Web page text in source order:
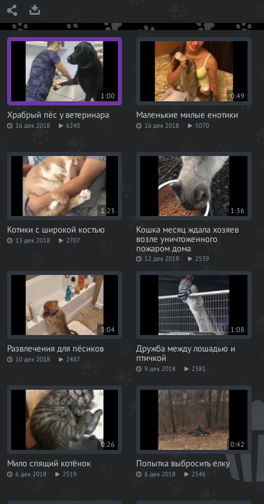
1:00
Храбрый пёс у ветеринара
16 дек 2018 6240
0:49
Маленькие милые енотики
16 дек 2018 5070
1:23
Котики с широкой костью
13 дек 2018 2707
1:36
Кошка месяц ждала хозяев
возле уничтоженного
пожаром дома
12 дек 2018 2539
3:04
Развлечения для пёсиков
10 дек 2018 2487
1:08
Дружба между лошадью и
птичкой
9 дек 2018 2381
0:26
Мило спящий котёнок
6 дек 2018 2519
0:42
Попытка выбросить елку
6 дек 2018 2546